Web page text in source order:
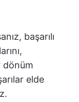
başarılı
dönüm
elde